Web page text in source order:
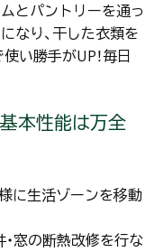
とパントリーを通っ
なり、干した衣類を
い勝手がUP！毎日
本性能は万全
に生活ゾーンを移動
・窓の断熱改修を行な